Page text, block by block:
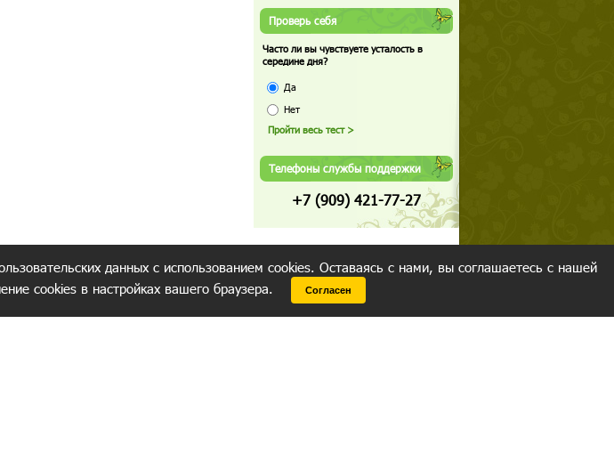
Проверь себя
Часто ли вы чувствуете усталость в
середине дня?
Да
Нет
Телефоны службы поддержки
+7 (909) 421-77-27
данных с использованием cookies. Оставаясь с нами, вы соглашаетесь с нашей
cookies в настройках вашего браузера. Согласен